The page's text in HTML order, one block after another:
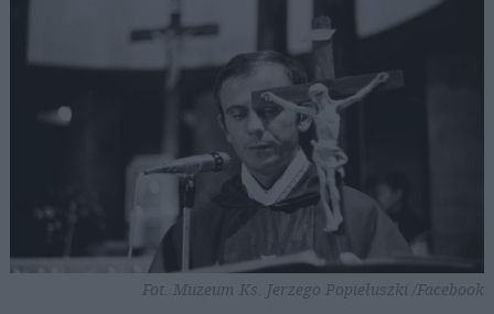
Fot. Muzeum Ks. Jerzego Popiełuszki /Facebook